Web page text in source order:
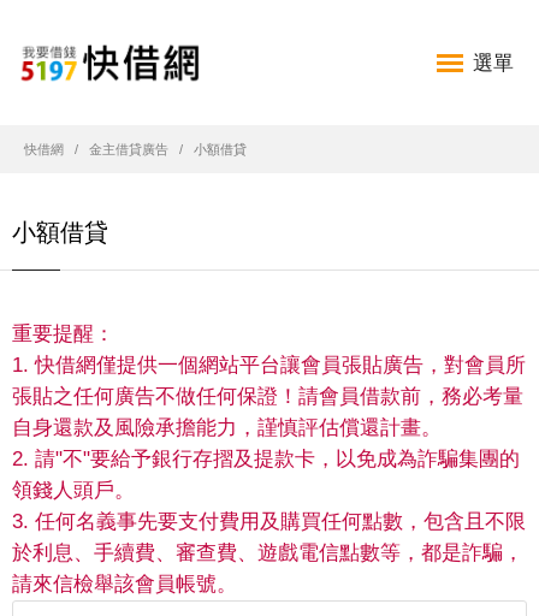
選單
快借網 金主借貸廣告 小額借貸
小額借貸
重要提醒：
1. 快借網僅提供一個網站平台讓會員張貼廣告，對會員所
張貼之任何廣告不做任何保證！請會員借款前，務必考量
自身還款及風險承擔能力，謹慎評估償還計畫。
2. 請"不"要給予銀行存摺及提款卡，以免成為詐騙集團的
領錢人頭戶。
3. 任何名義事先要支付費用及購買任何點數，包含且不限
於利息、手續費、審查費、遊戲電信點數等，都是詐騙，
請來信檢舉該會員帳號。